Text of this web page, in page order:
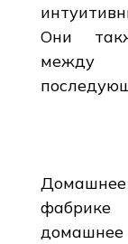
Они
между